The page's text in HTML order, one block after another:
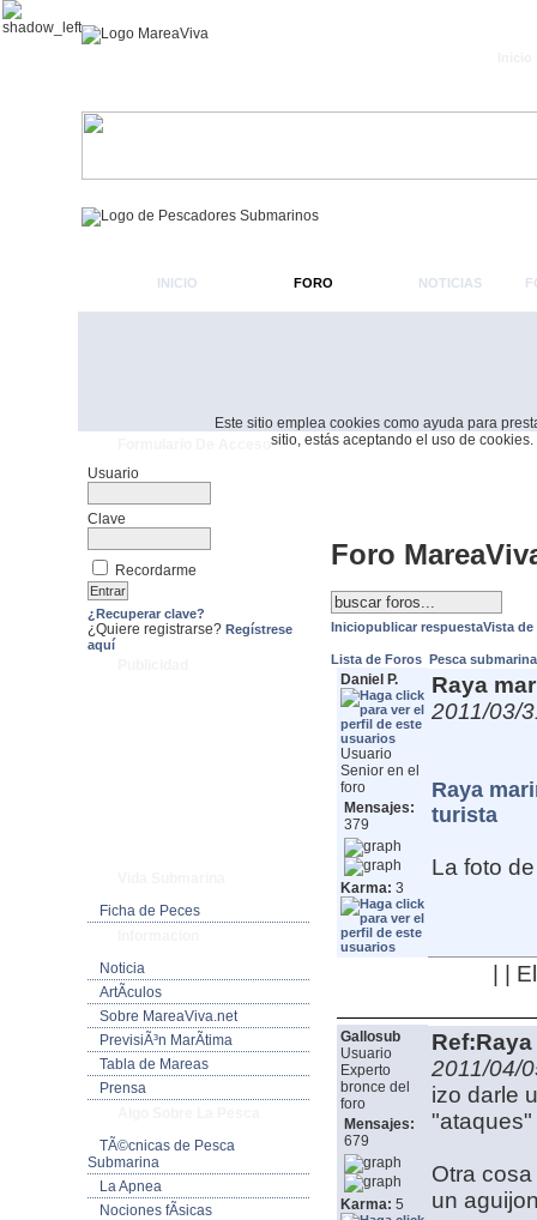
Este sitio emplea cookies como ayuda para
sitio, estás aceptando el uso de cookies.
INICIO FORO NOTICIAS
Usuario
Clave
Recordarme
¿Recuperar clave?
¿Quiere registrarse? Regístrese
aquí
Ficha de Peces
Noticia
ArtÃ­culos
Sobre MareaViva.net
PrevisiÃ³n MarÃ­tima
Tabla de Mareas
Prensa
TÃ©cnicas de Pesca
Submarina
La Apnea
Nociones fÃ­sicas
Foro
Iniciopublicar respuestaVista de
Lista de Foros Pesca
Daniel P.
Usuario
Senior en el
foro
Mensajes:
379
Karma: 3
Raya
2011/03/
Raya
turista
La foto
| |
Gallosub
Usuario
Experto
bronce del
foro
Mensajes:
679
Karma: 5
2011/04/
izo darle
"ataques"
Otra
un